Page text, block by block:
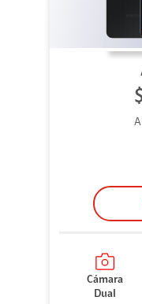
Cámara
Dual